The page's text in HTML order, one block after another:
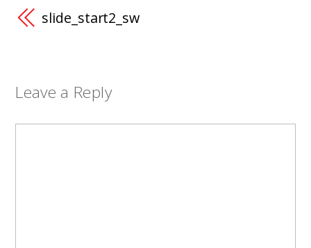
slide_start2_sw
Leave a Reply